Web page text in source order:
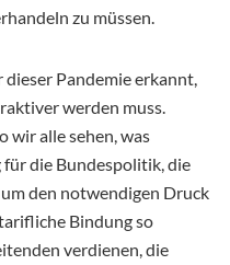
zu müssen.
Pandemie erkannt,
werden muss.
wir alle sehen, was
die Bundespolitik, die
den notwendigen Druck
Bindung so
verdienen, die